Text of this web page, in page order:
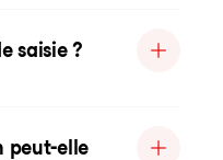
saisie ?
peut-elle